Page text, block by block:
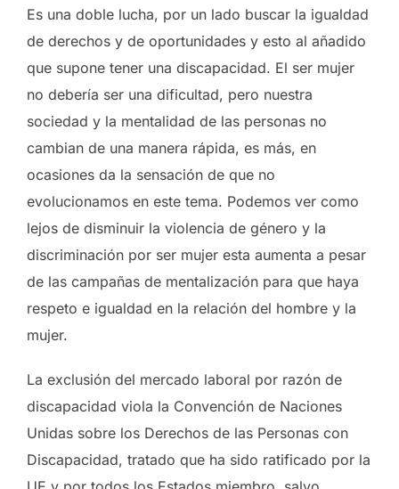
Es una doble lucha, por un lado buscar la igualdad
de derechos y de oportunidades y esto al añadido
que supone tener una discapacidad. El ser mujer
no debería ser una dificultad, pero nuestra
sociedad y la mentalidad de las personas no
cambian de una manera rápida, es más, en
ocasiones da la sensación de que no
evolucionamos en este tema. Podemos ver como
lejos de disminuir la violencia de género y la
discriminación por ser mujer esta aumenta a pesar
de las campañas de mentalización para que haya
respeto e igualdad en la relación del hombre y la
mujer.
La exclusión del mercado laboral por razón de
discapacidad viola la Convención de Naciones
Unidas sobre los Derechos de las Personas con
Discapacidad, tratado que ha sido ratificado por la